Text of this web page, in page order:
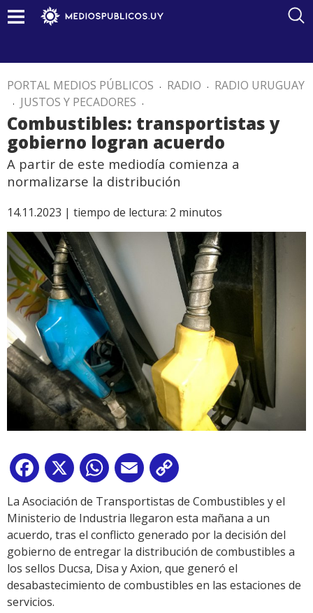
PORTAL MEDIOS PÚBLICOS . RADIO . RADIO URUGUAY
. JUSTOS Y PECADORES .
Combustibles: transportistas y
gobierno logran acuerdo
A partir de este mediodía comienza a
normalizarse la distribución
14.11.2023 | tiempo de lectura: 2 minutos
Facebook
X WhatsApp
Email
Link
La Asociación de Transportistas de Combustibles y el
Ministerio de Industria llegaron esta mañana a un
acuerdo, tras el conflicto generado por la decisión del
gobierno de entregar la distribución de combustibles a
los sellos Ducsa, Disa y Axion, que generó el
desabastecimiento de combustibles en las estaciones de
servicios.